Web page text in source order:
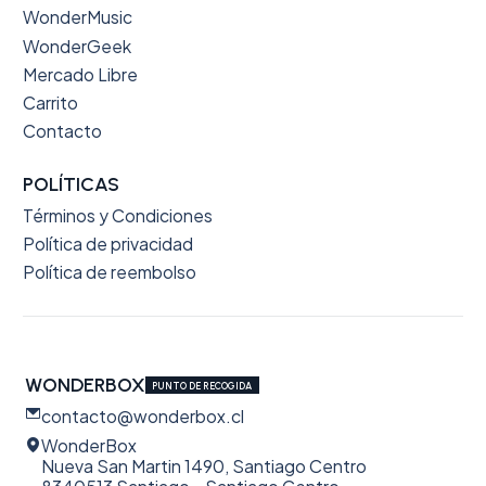
WonderMusic
WonderGeek
Mercado Libre
Carrito
Contacto
POLÍTICAS
Términos y Condiciones
Política de privacidad
Política de reembolso
WONDERBOX PUNTO DE RECOGIDA
contacto@wonderbox.cl
WonderBox
Nueva San Martin 1490, Santiago Centro